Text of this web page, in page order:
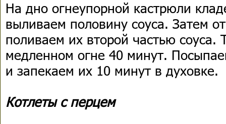
На дно огнеупорной кастрюли
выливаем половину соуса. Затем
поливаем их второй частью
медленном огне 40 минут.
и запекаем их 10 минут в духовке.
Котлеты с перцем